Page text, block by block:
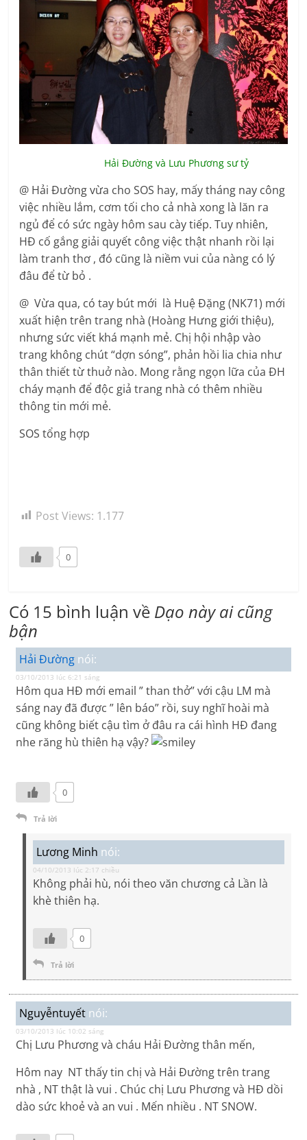
Hải Đường và Lưu Phương sư tỷ
@ Hải Đường vừa cho SOS hay, mấy tháng nay công
việc nhiều lắm, cơm tối cho cả nhà xong là lăn ra
ngủ để có sức ngày hôm sau cày tiếp. Tuy nhiên,
HĐ cố gắng giải quyết công việc thật nhanh rồi lại
làm tranh thơ , đó cũng là niềm vui của nàng có lý
đâu để từ bỏ .
@ Vừa qua, có tay bút mới là Huệ Đặng (NK71) mới
xuất hiện trên trang nhà (Hoàng Hưng giới thiệu),
nhưng sức viết khá mạnh mẻ. Chị hội nhập vào
trang không chút “dợn sóng”, phản hồi lia chia như
thân thiết từ thuở nào. Mong rằng ngọn lữa của ĐH
cháy mạnh để độc giả trang nhà có thêm nhiều
thông tin mới mẻ.
SOS tổng hợp
Post Views: 1.177
0
Có 15 bình luận về Dạo này ai cũng
bận
Hải Đường nói:
03/10/2013 lúc 6:21 sáng
Hôm qua HĐ mới email ” than thở” với cậu LM mà
sáng nay đã được ” lên báo” rồi, suy nghĩ hoài mà
cũng không biết cậu tìm ở đâu ra cái hình HĐ đang
nhe răng hù thiên hạ vậy?
0
Trả lời
Lương Minh nói:
04/10/2013 lúc 2:17 chiều
Không phải hù, nói theo văn chương cả Lần là
khè thiên hạ.
0
Trả lời
Nguyễntuyết nói:
03/10/2013 lúc 10:02 sáng
Chị Lưu Phương và cháu Hải Đường thân mến,
Hôm nay NT thấy tin chị và Hải Đường trên trang
nhà , NT thật là vui . Chúc chị Lưu Phương và HĐ dồi
dào sức khoẻ và an vui . Mến nhiều . NT SNOW.